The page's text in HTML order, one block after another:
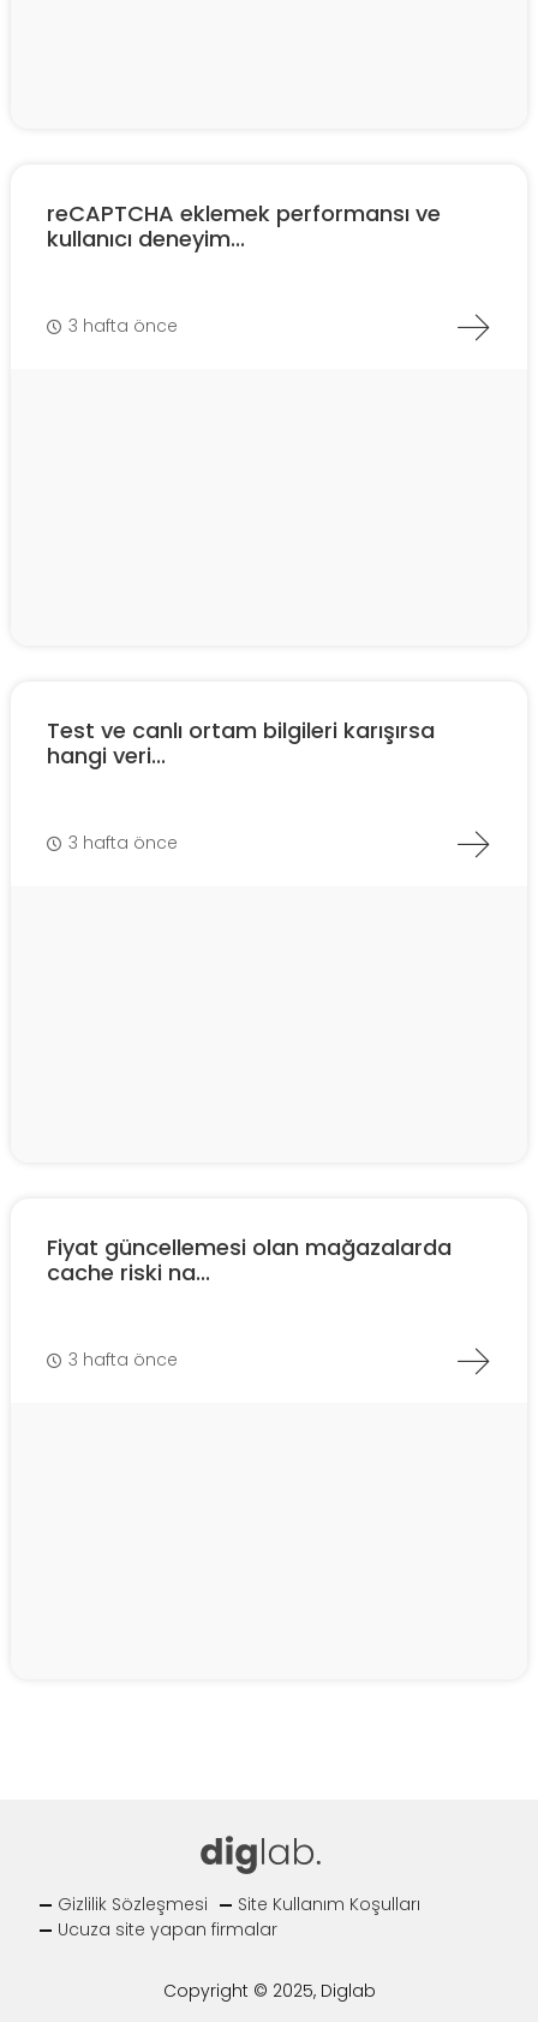
reCAPTCHA eklemek performansı ve
kullanıcı deneyim...
3 hafta önce
Test ve canlı ortam bilgileri karışırsa
hangi veri...
3 hafta önce
Fiyat güncellemesi olan mağazalarda
cache riski na...
3 hafta önce
Gizlilik Sözleşmesi
Site Kullanım Koşulları
Ucuza site yapan firmalar
Copyright © 2025, Diglab